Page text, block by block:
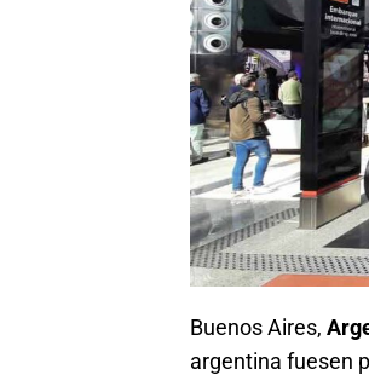
Buenos Aires,
argentina fuesen